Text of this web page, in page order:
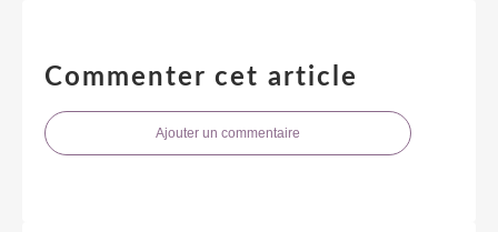
Commenter cet article
Ajouter un commentaire